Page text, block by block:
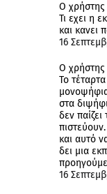
Ο
Τι εχει η
και κανει
16
Ο
Το
στα
δεν
και αυτό
δει μια
16